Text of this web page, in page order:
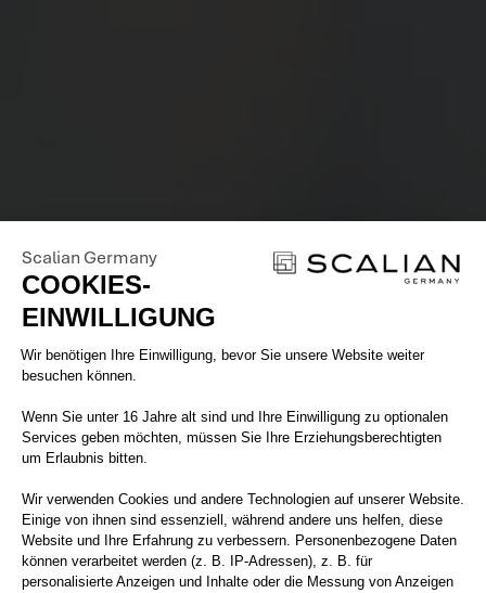
Scalian Germany
COOKIES-
EINWILLIGUNG
Einwilligungsmanagementplattform:
Wir benötigen Ihre Einwilligung, bevor Sie unsere Website weiter
besuchen können.
Wenn Sie unter 16 Jahre alt sind und Ihre Einwilligung zu optionalen
Services geben möchten, müssen Sie Ihre Erziehungsberechtigten
um Erlaubnis bitten.
Wir verwenden Cookies und andere Technologien auf unserer Website.
Einige von ihnen sind essenziell, während andere uns helfen, diese
Website und Ihre Erfahrung zu verbessern. Personenbezogene Daten
können verarbeitet werden (z. B. IP-Adressen), z. B. für
personalisierte Anzeigen und Inhalte oder die Messung von Anzeigen